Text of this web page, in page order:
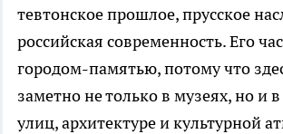
тевтонское прошлое, прусское
российская современность. Его
городом-памятью, потому что
заметно не только в музеях, но и
улиц, архитектуре и культурной